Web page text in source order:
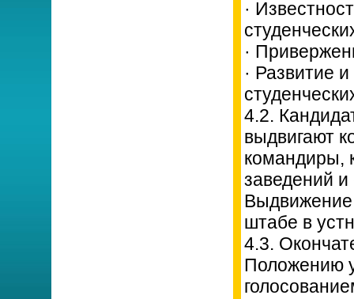
·
·
· Развитие
4.2.
выдвигают
командиры,
заведений
Выдвижение
штабе в
4.3.
Положению